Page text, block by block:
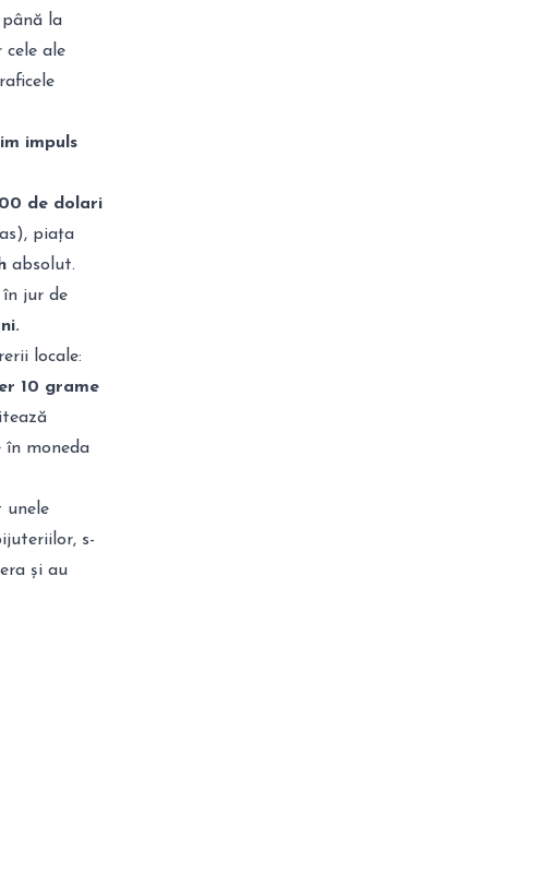
la
cele ale
impuls
de dolari
piața
absolut.
jur de
locale:
10 grame
în moneda
unele
s-
și au